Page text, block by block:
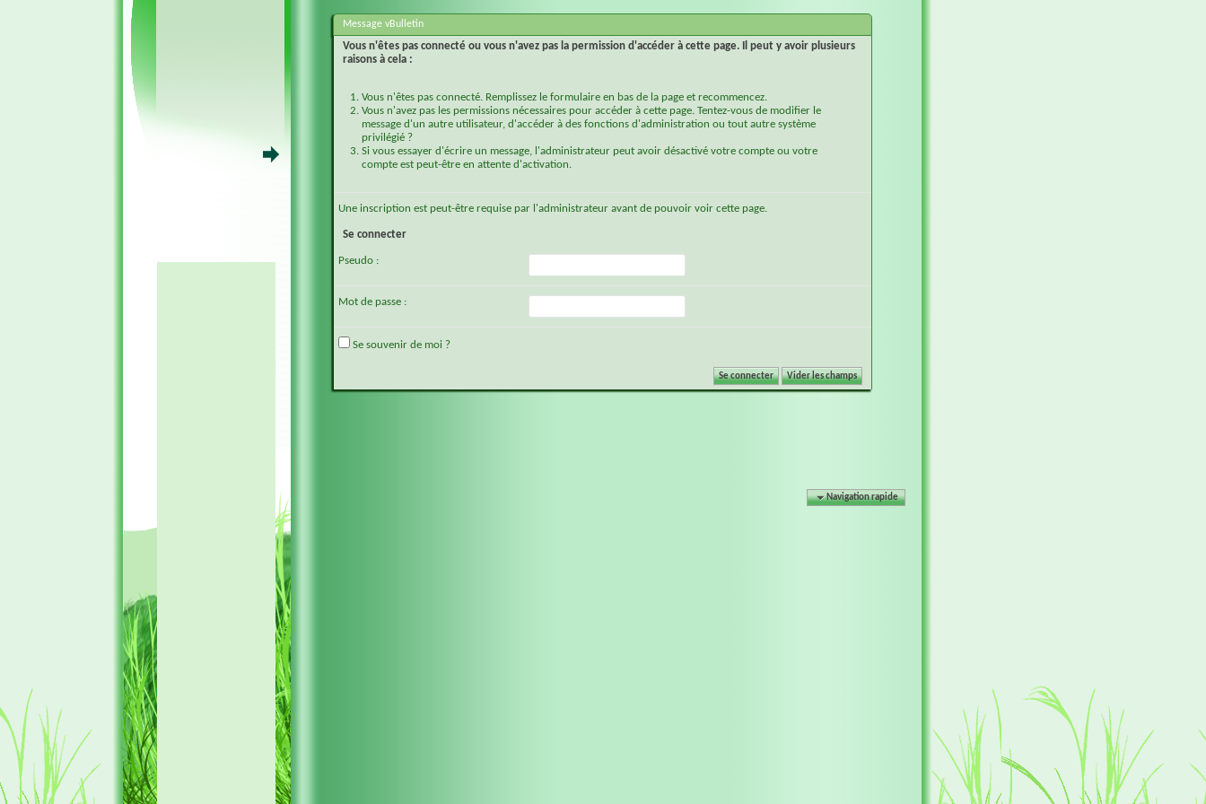
Message vBulletin
Vous n'êtes pas connecté ou vous n'avez pas la permission d'accéder à cette page. Il peut y avoir plusieurs
raisons à cela :
Vous n'êtes pas connecté. Remplissez le formulaire en bas de la page et recommencez.
Vous n'avez pas les permissions nécessaires pour accéder à cette page. Tentez-vous de modifier le
message d'un autre utilisateur, d'accéder à des fonctions d'administration ou tout autre système
privilégié ?
Si vous essayer d'écrire un message, l'administrateur peut avoir désactivé votre compte ou votre
compte est peut-être en attente d'activation.
Une inscription est peut-être requise par l'administrateur avant de pouvoir voir cette page.
Se connecter
Pseudo :
Mot de passe :
Se souvenir de moi ?
Navigation rapide